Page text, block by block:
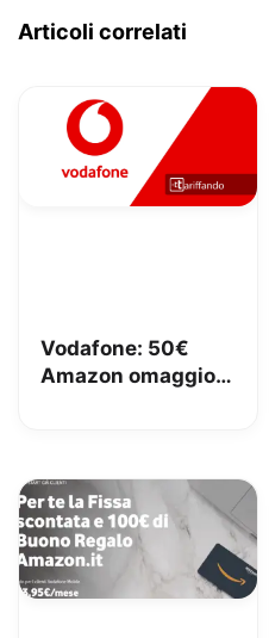
Articoli correlati
Vodafone: 50€
Amazon omaggio e